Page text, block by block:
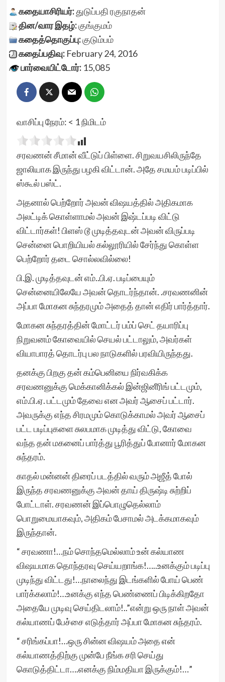
கதையாசிரியர்:துடுப்பதி ரகுநாதன்
தின/வார இதழ்:குங்குமம்
கதைத்தொகுப்பு:குடும்பம்
கதைப்பதிவு:February 24, 2016
பார்வையிட்டோர்:15,085
வாசிப்பு நேரம்: < 1நிமிடம்
சரவணன் சீமான் வீட்டுப் பிள்ளை. சிறுவயசிலிருந்தே
ஜாலியாக இருந்து பழகி விட்டான். அதே சமயம் படிப்பில்
ஸ்கூல் பஸ்ட்.
அதனால் பெற்றோர் அவன் விஷயத்தில் அதிகமாக
அலட்டிக் கொள்ளாமல் அவன் இஷ்டப்படி விட்டு
விட்டார்கள்! பிளஸ் டூ முடித்தவுடன் அவன் விருப்படி
சென்னை பொறியியல் கல்லூரியில் சேர்ந்து கொள்ள
பெற்றோர் தடை சொல்லவில்லை!
பி.இ. முடித்தவுடன் எம்..பி.ஏ. படிப்பையும்
சென்னையிலேயே அவன் தொடர்ந்தான். .சரவணனின்
அப்பா மோகன சுந்தரமும் அதைத் தான் எதிர் பார்த்தார்.
மோகன சுந்தரத்தின் மோட்டர் பம்ப் செட் தயாரிப்பு
நிறுவனம் கோவையில் செயல் பட்டாலும், அவர்கள்
வியாபாரத் தொடர்பு பல நாடுகளில் பரவியிருந்தது.
தனக்கு பிறகு தன் கம்பெனியை நிர்வகிக்க
சரவணனுக்கு மெக்கானிக்கல் இன்ஜினீரிங் பட்டமும்,
எம்.பி.ஏ. பட்டமும் தேவை என அவர் ஆசைப் பட்டார்.
அவருக்கு எந்த சிரமமும் கொடுக்காமல் அவர் ஆசைப்
பட்ட படிப்புகளை சுலபமாக முடித்து விட்டு, கோவை
வந்த தன் மகனைப் பார்த்து பூரித்துப் போனார் மோகன
சுந்தரம்.
காதல் மன்னன் திரைப் படத்தில் வரும் அஜீத் போல்
இருந்த சரவணனுக்கு அவன் தாய் திருஷ்டி சுற்றிப்
போட்டாள். சரவணன் இப்பொழுதெல்லாம்
பொறுமையாகவும், அதிகம் பேசாமல் அடக்கமாகவும்
இருந்தான்.
“ சரவணா!…நம் சொந்தமெல்லாம் உன் கல்யாண
விஷயமாக தொந்தரவு செய்யறாங்க!…..உனக்கும் படிப்பு
முடிந்து விட்டது!…நாலைந்து இடங்களில் போய் பெண்
பார்க்கலாம்!…உனக்கு எந்த பெண்ணைப் பிடிக்கிறதோ
அதையே முடிவு செய்திடலாம்!..”என்று ஒரு நாள் அவன்
கல்யாணப் பேச்சை எடுத்தார் அப்பா மோகன சுந்தரம்.
“ சரிங்கப்பா!…ஒரு சின்ன விஷயம் அதை என்
கல்யாணத்திற்கு முன்பே நீங்க சரி செய்து
கொடுத்திட்டா….எனக்கு நிம்மதியா இருக்கும்!…”